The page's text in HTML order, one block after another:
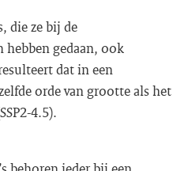
die ze bij de
gedaan, ook
dat in een
orde van grootte als het
4.5).